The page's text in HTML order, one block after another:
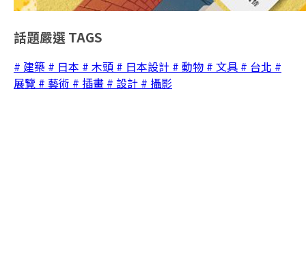
話題嚴選 TAGS
# 建築 # 日本 # 木頭 # 日本設計 # 動物 # 文具 # 台北 #
展覽 # 藝術 # 插畫 # 設計 # 攝影